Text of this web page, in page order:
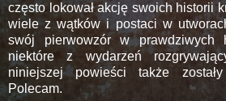
często lokował akcję swoich historii
wiele z wątków i postaci w
swój pierwowzór w prawdziwych
niektóre z wydarzeń
niniejszej powieści także
Polecam.